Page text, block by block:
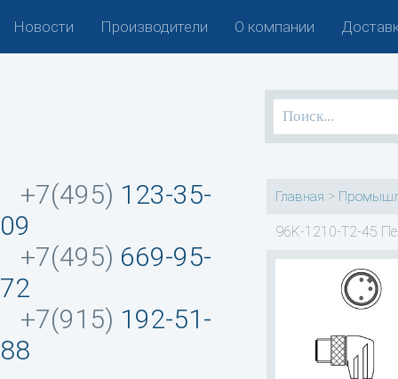
Новости Производители О компании
+7(495) 123-35-
09
+7(495) 669-95-
72
+7(915) 192-51-
88
Главная >
96K-1210-T2-45